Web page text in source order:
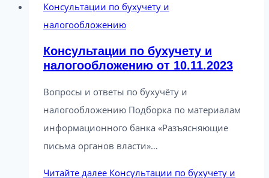
Консультации по бухучету и
налогообложению
Консультации по бухучету и
налогообложению от 10.11.2023
Вопросы и ответы по бухучёту и
налогообложению Подборка по материалам
информационного банка «Разъясняющие
письма органов власти»…
Читайте далее Консультации по бухучету и